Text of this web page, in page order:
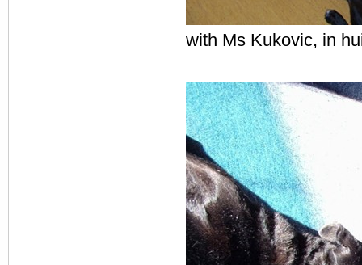
with Ms Kukovic, in